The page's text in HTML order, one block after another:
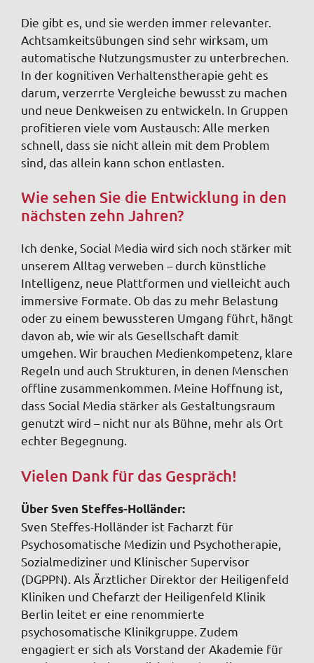
Die gibt es, und sie werden immer relevanter.
Achtsamkeitsübungen sind sehr wirksam, um
automatische Nutzungsmuster zu unterbrechen.
In der kognitiven Verhaltenstherapie geht es
darum, verzerrte Vergleiche bewusst zu machen
und neue Denkweisen zu entwickeln. In Gruppen
profitieren viele vom Austausch: Alle merken
schnell, dass sie nicht allein mit dem Problem
sind, das allein kann schon entlasten.
Wie sehen Sie die Entwicklung in den
nächsten zehn Jahren?
Ich denke, Social Media wird sich noch stärker mit
unserem Alltag verweben – durch künstliche
Intelligenz, neue Plattformen und vielleicht auch
immersive Formate. Ob das zu mehr Belastung
oder zu einem bewussteren Umgang führt, hängt
davon ab, wie wir als Gesellschaft damit
umgehen. Wir brauchen Medienkompetenz, klare
Regeln und auch Strukturen, in denen Menschen
offline zusammenkommen. Meine Hoffnung ist,
dass Social Media stärker als Gestaltungsraum
genutzt wird – nicht nur als Bühne, mehr als Ort
echter Begegnung.
Vielen Dank für das Gespräch!
Über Sven Steffes-Holländer:
Sven Steffes-Holländer ist Facharzt für
Psychosomatische Medizin und Psychotherapie,
Sozialmediziner und Klinischer Supervisor
(DGPPN). Als Ärztlicher Direktor der Heiligenfeld
Kliniken und Chefarzt der Heiligenfeld Klinik
Berlin leitet er eine renommierte
psychosomatische Klinikgruppe. Zudem
engagiert er sich als Vorstand der Akademie für